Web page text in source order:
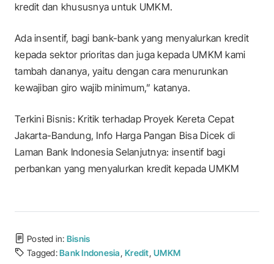
kredit dan khususnya untuk UMKM.
Ada insentif, bagi bank-bank yang menyalurkan kredit
kepada sektor prioritas dan juga kepada UMKM kami
tambah dananya, yaitu dengan cara menurunkan
kewajiban giro wajib minimum,” katanya.
Terkini Bisnis: Kritik terhadap Proyek Kereta Cepat
Jakarta-Bandung, Info Harga Pangan Bisa Dicek di
Laman Bank Indonesia Selanjutnya: insentif bagi
perbankan yang menyalurkan kredit kepada UMKM
Posted in: Bisnis
Tagged:Bank Indonesia, Kredit, UMKM